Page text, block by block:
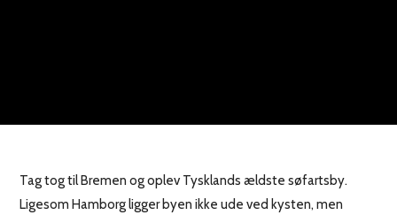
Tag tog til Bremen og oplev Tysklands ældste søfartsby.
Ligesom Hamborg ligger byen ikke ude ved kysten, men